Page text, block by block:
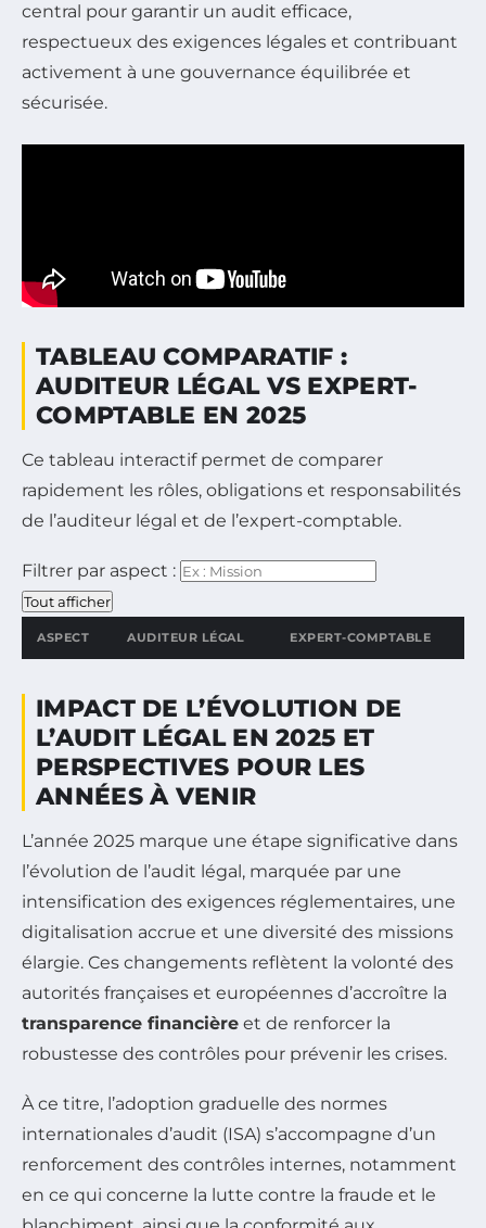
central pour garantir un audit efficace,
respectueux des exigences légales et contribuant
activement à une gouvernance équilibrée et
sécurisée.
TABLEAU COMPARATIF :
AUDITEUR LÉGAL VS EXPERT-
COMPTABLE EN 2025
Ce tableau interactif permet de comparer
rapidement les rôles, obligations et responsabilités
de l’auditeur légal et de l’expert-comptable.
Filtrer par aspect :
Tout afficher
ASPECT AUDITEUR LÉGAL EXPERT-COMPTABLE
IMPACT DE L’ÉVOLUTION DE
L’AUDIT LÉGAL EN 2025 ET
PERSPECTIVES POUR LES
ANNÉES À VENIR
L’année 2025 marque une étape significative dans
l’évolution de l’audit légal, marquée par une
intensification des exigences réglementaires, une
digitalisation accrue et une diversité des missions
élargie. Ces changements reflètent la volonté des
autorités françaises et européennes d’accroître la
transparence financière et de renforcer la
robustesse des contrôles pour prévenir les crises.
À ce titre, l’adoption graduelle des normes
internationales d’audit (ISA) s’accompagne d’un
renforcement des contrôles internes, notamment
en ce qui concerne la lutte contre la fraude et le